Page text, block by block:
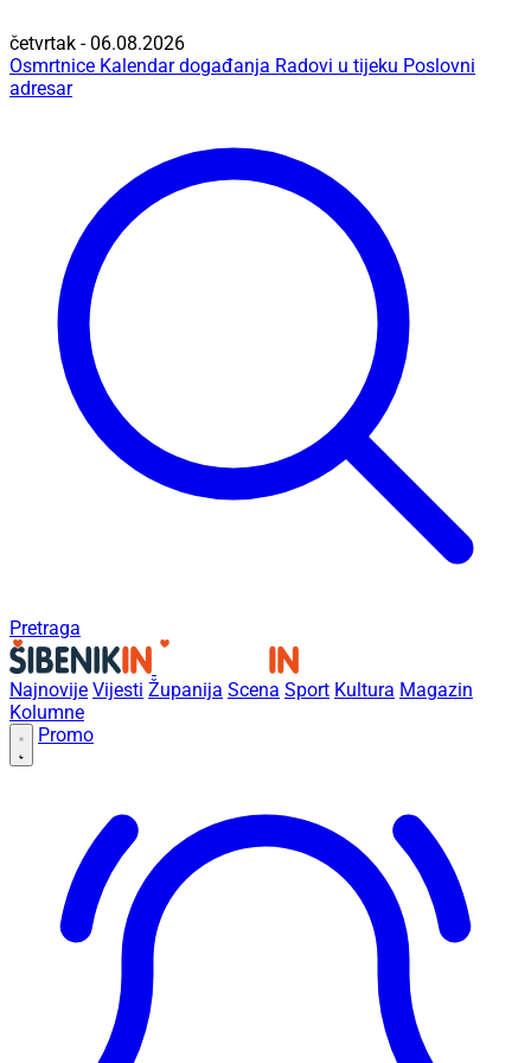
četvrtak - 06.08.2026
Osmrtnice Kalendar događanja Radovi u tijeku Poslovni
adresar
Pretraga
Najnovije Vijesti Županija Scena Sport Kultura Magazin
Kolumne
Promo